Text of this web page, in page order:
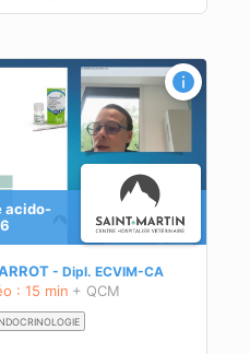
acido-
Dipl. ECVIM-CA
: 15 min + QCM